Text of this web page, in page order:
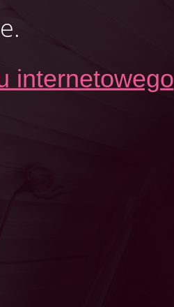
internetowego